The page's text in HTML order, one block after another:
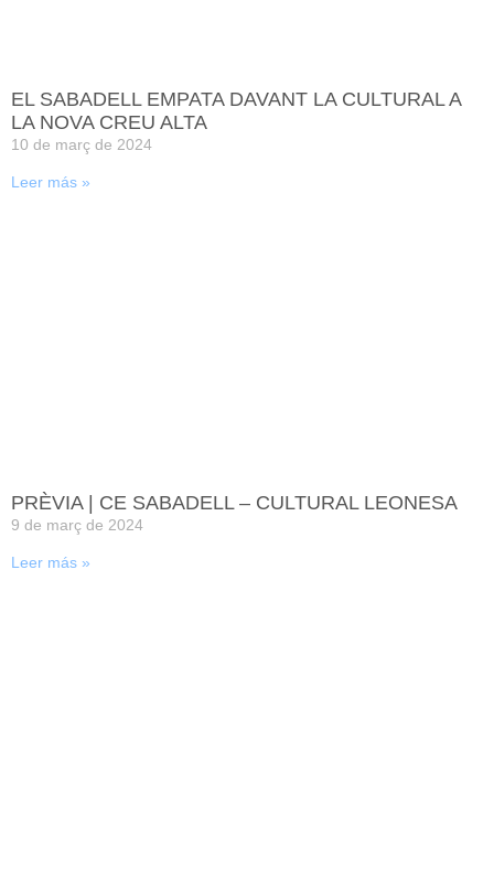
EL SABADELL EMPATA DAVANT LA CULTURAL A
LA NOVA CREU ALTA
10 de març de 2024
Leer más »
PRÈVIA | CE SABADELL – CULTURAL LEONESA
9 de març de 2024
Leer más »